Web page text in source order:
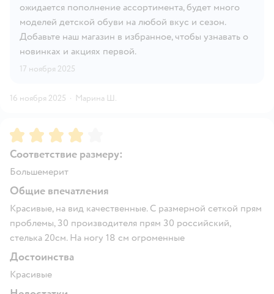
ожидается пополнение ассортимента, будет много
моделей детской обуви на любой вкус и сезон.
Добавьте наш магазин в избранное, чтобы узнавать о
новинках и акциях первой.
17 ноября 2025
16 ноября 2025 · Марина Ш.
Рейтинг:4
Соответствие размеру:
Большемерит
Общие впечатления
Красивые, на вид качественные. С размерной сеткой прям
проблемы, 30 производителя прям 30 российский,
стелька 20см. На ногу 18 см огроменные
Достоинства
Красивые